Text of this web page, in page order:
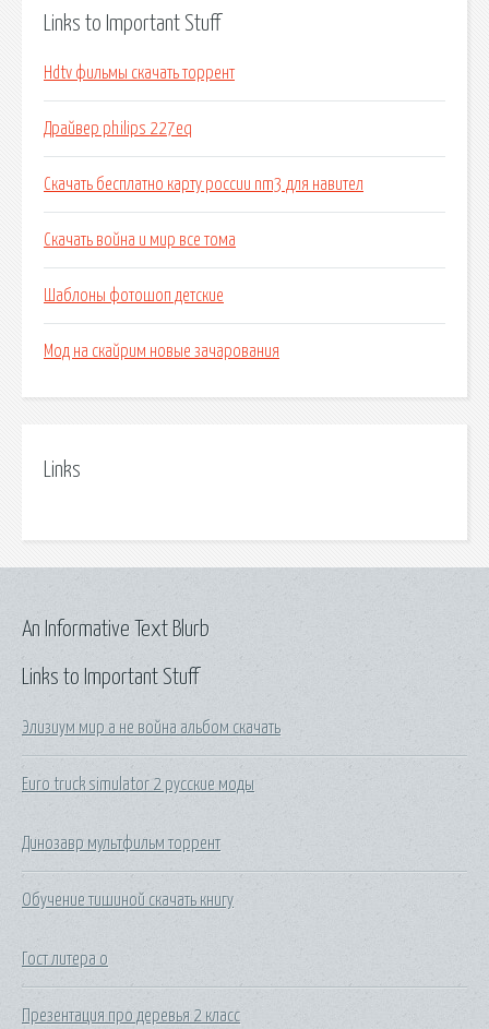
Links to Important Stuff
Hdtv фильмы скачать торрент
Драйвер philips 227eq
Скачать бесплатно карту россии nm3 для навител
Скачать война и мир все тома
Шаблоны фотошоп детские
Мод на скайрим новые зачарования
Links
Links to Important Stuff
Элизиум мир а не война альбом скачать
Euro truck simulator 2 русские моды
Динозавр мультфильм торрент
Обучение тишиной скачать книгу
Гост литера о
Презентация про деревья 2 класс
An Informative Text Blurb